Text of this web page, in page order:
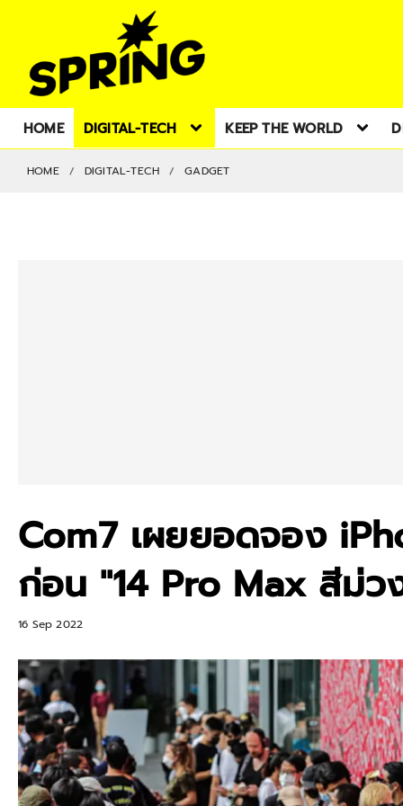
HOME DIGITAL-TECH KEEP THE WORLD
HOME DIGITAL-TECH GADGET
Com7 เผยยอดจอง
ก่อน "14 Pro Max สีม่
16 Sep 2022